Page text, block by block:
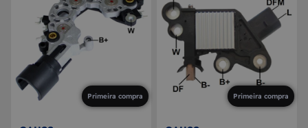
Primeira compra Primeira compra